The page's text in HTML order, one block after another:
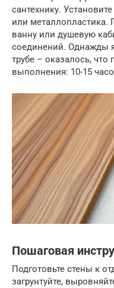
сантехнику.
или металлопластика.
ванну или душевую
соединений. Однажды
трубе – оказалось, что
выполнения: 10-15
Пошаговая
Подготовьте стены к
загрунтуйте,